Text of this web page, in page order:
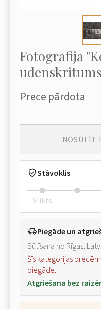
Fotogrāfija
Prece pārdota
NOSŪTĪT
Stāvoklis
Slikts
Piegāde un
Sūtīšana no Rīgas,
Šīs kategorijas
piegāde.
Atgriešana bez